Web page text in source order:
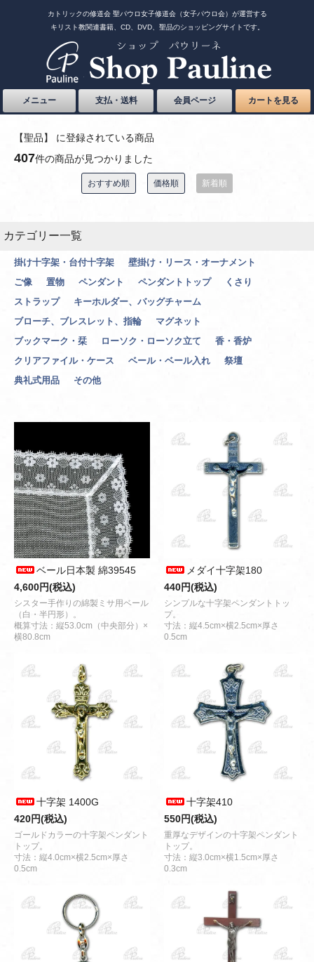
カトリックの修道会 聖パウロ女子修道会（女子パウロ会）が運営する
キリスト教関連書籍、CD、DVD、聖品のショッピングサイトです。
メニュー 支払・送料 会員ページ カートを見る
【聖品】 に登録されている商品
407件の商品が見つかりました
おすすめ順 価格順 新着順
カテゴリー一覧
掛け十字架・台付十字架
壁掛け・リース・オーナメント
ご像
置物 ペンダント ペンダントトップ
くさり
ストラップ
キーホルダー、バッグチャーム
ブローチ、ブレスレット、指輪
マグネット
ブックマーク・栞
ローソク・ローソク立て
香・香炉
クリアファイル・ケース
ベール・ベール入れ
祭壇
典礼式用品
その他
ベール日本製 綿39545
4,600円(税込)
シスター手作りの綿製ミサ用ベール
（白・半円形）。
概算寸法：縦53.0cm（中央部分）×
横80.8cm
メダイ十字架180
440円(税込)
シンプルな十字架ペンダントトッ
プ。
寸法：縦4.5cm×横2.5cm×厚さ
0.5cm
十字架 1400G
420円(税込)
ゴールドカラーの十字架ペンダント
トップ。
寸法：縦4.0cm×横2.5cm×厚さ
0.5cm
十字架410
550円(税込)
重厚なデザインの十字架ペンダント
トップ。
寸法：縦3.0cm×横1.5cm×厚さ
0.3cm